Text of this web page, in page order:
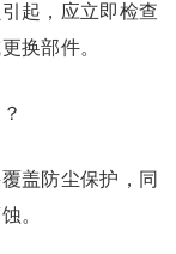
起，应立即检查
换部件。
盖防尘保护，同
。